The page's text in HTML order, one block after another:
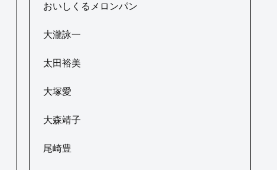
おいしくるメロンパン
大瀧詠一
太田裕美
大塚愛
大森靖子
尾崎豊